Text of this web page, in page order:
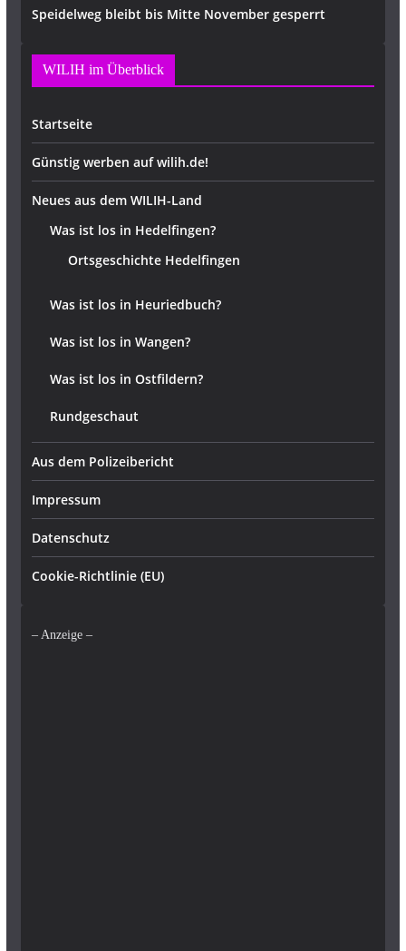
Speidelweg bleibt bis Mitte November gesperrt
WILIH im Überblick
Startseite
Günstig werben auf wilih.de!
Neues aus dem WILIH-Land
Was ist los in Hedelfingen?
Ortsgeschichte Hedelfingen
Was ist los in Heuriedbuch?
Was ist los in Wangen?
Was ist los in Ostfildern?
Rundgeschaut
Aus dem Polizeibericht
Impressum
Datenschutz
Cookie-Richtlinie (EU)
– Anzeige –